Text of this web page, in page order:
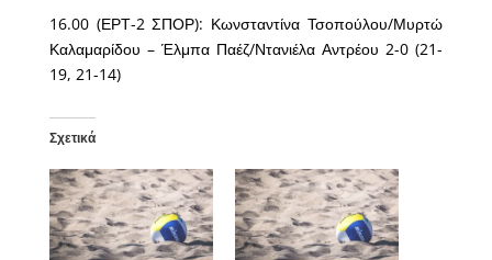
16.00 (ΕΡΤ-2 ΣΠΟΡ): Κωνσταντίνα Τσοπούλου/Μυρτώ
Καλαμαρίδου – Έλμπα Παέζ/Ντανιέλα Αντρέου 2-0 (21-
19, 21-14)
Σχετικά